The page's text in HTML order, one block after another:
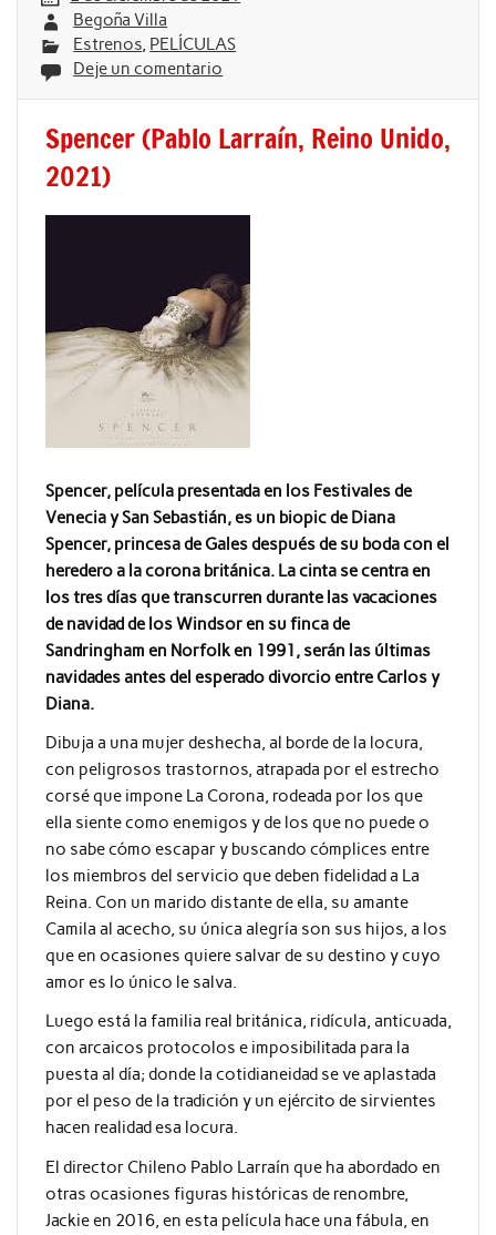
Begoña Villa
Estrenos, PELÍCULAS
Deje un comentario
Spencer (Pablo Larraín, Reino Unido,
2021)
Spencer, película presentada en los Festivales de
Venecia y San Sebastián, es un biopic de Diana
Spencer, princesa de Gales después de su boda con el
heredero a la corona británica. La cinta se centra en
los tres días que transcurren durante las vacaciones
de navidad de los Windsor en su finca de
Sandringham en Norfolk en 1991, serán las últimas
navidades antes del esperado divorcio entre Carlos y
Diana.
Dibuja a una mujer deshecha, al borde de la locura,
con peligrosos trastornos, atrapada por el estrecho
corsé que impone La Corona, rodeada por los que
ella siente como enemigos y de los que no puede o
no sabe cómo escapar y buscando cómplices entre
los miembros del servicio que deben fidelidad a La
Reina. Con un marido distante de ella, su amante
Camila al acecho, su única alegría son sus hijos, a los
que en ocasiones quiere salvar de su destino y cuyo
amor es lo único le salva.
Luego está la familia real británica, ridícula, anticuada,
con arcaicos protocolos e imposibilitada para la
puesta al día; donde la cotidianeidad se ve aplastada
por el peso de la tradición y un ejército de sirvientes
hacen realidad esa locura.
El director Chileno Pablo Larraín que ha abordado en
otras ocasiones figuras históricas de renombre,
Jackie en 2016, en esta película hace una fábula, en